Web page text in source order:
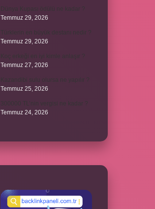
Dünya Kupası ödülü ne kadar ?
Temmuz 29, 2026
Türklerin en büyük destanı nedir ?
Temmuz 29, 2026
Koç erkeği en iyi kimle anlaşır ?
Temmuz 27, 2026
Kazandibi sulu olursa ne yapılır ?
Temmuz 25, 2026
300000 TL’nin vergisi ne kadar ?
Temmuz 24, 2026